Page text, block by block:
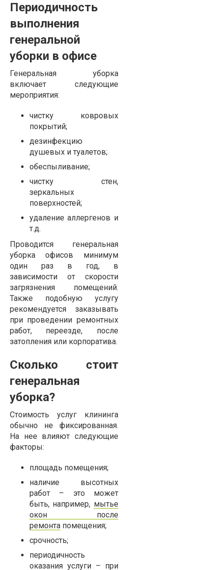
Периодичность
выполнения
генеральной
уборки в офисе
Генеральная уборка
включает следующие
мероприятия:
чистку ковровых
покрытий;
дезинфекцию
душевых и туалетов;
обеспыливание;
чистку стен,
зеркальных
поверхностей;
удаление аллергенов и
т.д.
Проводится генеральная
уборка офисов минимум
один раз в год, в
зависимости от скорости
загрязнения помещений.
Также подобную услугу
рекомендуется заказывать
при проведении ремонтных
работ, переезде, после
затопления или корпоратива.
Сколько стоит
генеральная
уборка?
Стоимость услуг клининга
обычно не фиксированная.
На нее влияют следующие
факторы:
площадь помещения;
наличие высотных
работ – это может
быть, например, мытье
окон после
ремонта помещения;
срочность;
периодичность
оказания услуги – при